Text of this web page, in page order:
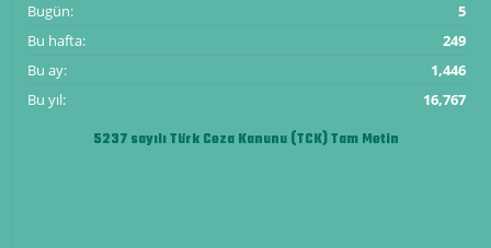
Bugün:
5
Bu hafta:
249
Bu ay:
1,446
Bu yıl:
16,767
5237 sayılı Türk Ceza Kanunu (TCK) Tam Metin